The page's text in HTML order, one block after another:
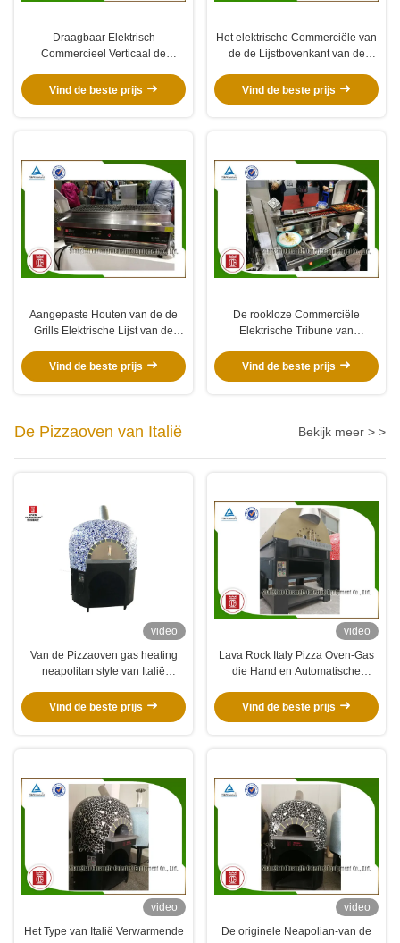
Draagbaar Elektrisch
Commercieel Verticaal de
Barbecuegrills
Vind de beste prijs
Het elektrische Commerciële van
de de Lijstbovenkant van de
Restaurant Openluchtvoedsel
Vind de beste prijs
Aangepaste Houten van de de
Grills Elektrische Lijst van de
de Bovenkant Binnen Openlucht
Vind de beste prijs
De rookloze Commerciële
Elektrische Tribune van
Rechthoekreserve
Vind de beste prijs
De Pizzaoven van Italië Bekijk meer > >
video
Van de Pizzaoven gas heating
neapolitan style van Italië
Vind de beste prijs
video
Lava Rock Italy Pizza Oven-Gas
die Hand en Automatische
Vind de beste prijs
video
Het Type van Italië Verwarmende
video
De originele Neapolian-van de